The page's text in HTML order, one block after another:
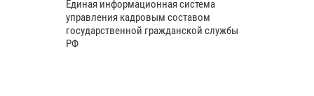
Единая информационная система
управления кадровым составом
государственной гражданской службы
РФ